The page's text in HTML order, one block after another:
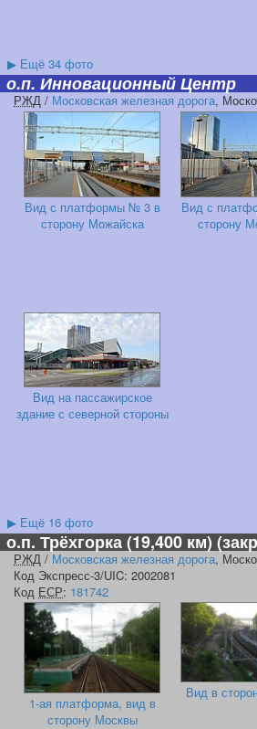
▶ Ещё 34 фото
о.п. Инновационный Центр
РЖД / Московская железная дорога,
Вид с платформы № 3 в
сторону Можайска
Вид с
сторону
Вид на пассажирское
здание с северной стороны
▶ Ещё 16 фото
о.п. Трёхгорка(19,400 км)
РЖД / Московская железная дорога,
Код Экспресс-3/UIC: 2002081
Код ЕСР: 181742
1-ая платформа, вид в
сторону Москвы
Вид в